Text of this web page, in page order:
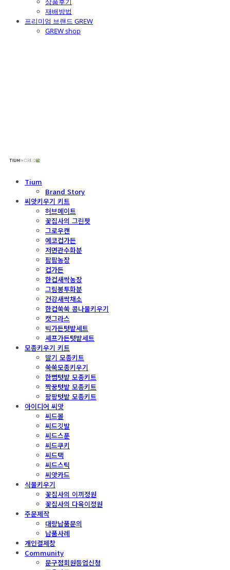
재배방법
프리미엄 브랜드 GREW
GREW shop
Tium
Brand Story
씨앗키우기 키트
허브메이트
꽃집사의 그린팟
그로우캔
에코컵가든
저면관수화분
팜팜농장
컵가든
한컵새싹농장
그림봉투화분
건강새싹채소
한컵쑥쑥 콩나물키우기
캣그라스
빅가든텃밭세트
셰프가든텃밭세트
모종키우기 키트
딸기 모종키트
쑥쑥모종키우기
한뼘텃밭 모종키트
짝꿍텃밭 모종키트
팡팡텃밭 모종키트
아이디어 씨앗
씨드볼
씨드깃발
씨드스푼
씨드쿠키
씨드택
씨드스틱
씨앗카드
식물키우기
꽃집사의 이끼정원
꽃집사의 다육이정원
주문제작
대량납품문의
납품사례
개인결제창
Community
문구점회원등업신청